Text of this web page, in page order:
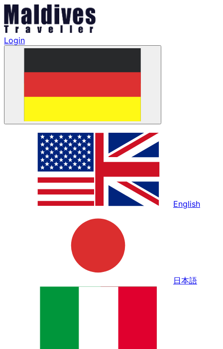
Login
English
日本語